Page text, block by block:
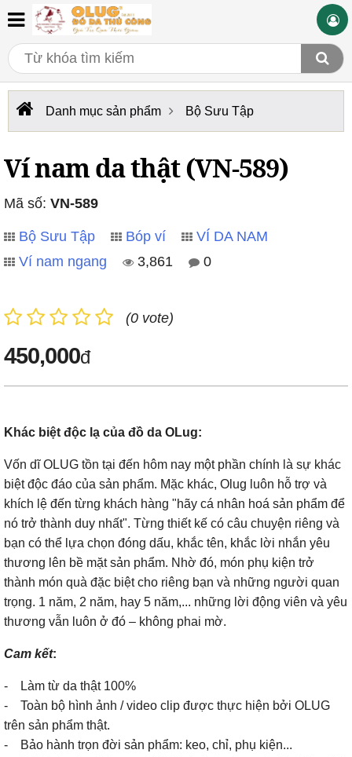
Danh mục sản phẩm Bộ Sưu Tập
Ví nam da thật (VN-589)
Mã số: VN-589
Bộ Sưu Tập Bóp ví
VÍ DA NAM
Ví nam ngang
3,861 0
(0 vote)
450,000đ
Khác biệt độc lạ của đồ da OLug:
Vốn dĩ OLUG tồn tại đến hôm nay một phần chính là sự khác
biệt độc đáo của sản phẩm. Mặc khác, Olug luôn hỗ trợ và
khích lệ đến từng khách hàng "hãy cá nhân hoá sản phẩm để
nó trở thành duy nhất". Từng thiết kế có câu chuyện riêng và
bạn có thể lựa chọn đóng dấu, khắc tên, khắc lời nhắn yêu
thương lên bề mặt sản phẩm. Nhờ đó, món phụ kiện trở
thành món quà đặc biệt cho riêng bạn và những người quan
trọng. 1 năm, 2 năm, hay 5 năm,... những lời động viên và yêu
thương vẫn luôn ở đó – không phai mờ.
Cam kết:
- Làm từ da thật 100%
- Toàn bộ hình ảnh / video clip được thực hiện bởi OLUG
trên sản phẩm thật.
- Bảo hành trọn đời sản phẩm: keo, chỉ, phụ kiện...